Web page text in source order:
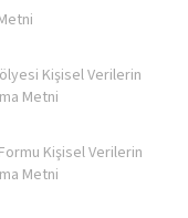
Kişisel Verilerin
Metni
Kişisel Verilerin
Metni